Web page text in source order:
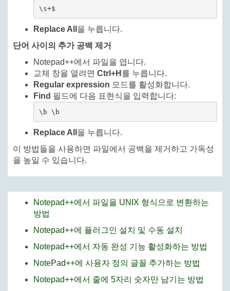
\s+$
Replace All 을 누릅니다.
단어 사이의 추가 공백 제거
Notepad++에서 파일을 엽니다.
교체 창을 열려면 Ctrl+H 를 누릅니다.
Regular expression 모드를 활성화합니다.
Find 필드에 다음 표현식을 입력합니다:
\b \b
Replace All 을 누릅니다.
이 방법들을 사용하면 파일에서 공백을 제거하고 가독성
을 높일 수 있습니다.
Notepad++에서 파일을 UNIX 형식으로 변환하는
방법
Notepad++에 플러그인 설치 및 수동 설치
Notepad++에서 자동 완성 기능 활성화하는 방법
NotePad++에 사용자 정의 글꼴 추가하는 방법
Notepad++에서 줄에 5자리 숫자만 남기는 방법